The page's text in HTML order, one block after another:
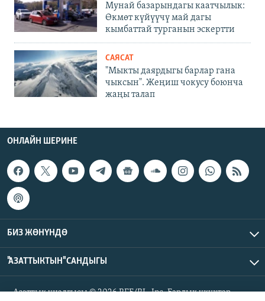
Мунай базарындагы каатчылык:
Өкмөт күйүүчү май дагы
кымбаттай турганын эскертти
САЯСАТ
"Мыкты даярдыгы барлар гана
чыксын". Жеңиш чокусу боюнча
жаңы талап
ОНЛАЙН ШЕРИНЕ
БИЗ ЖӨНҮНДӨ
"АЗАТТЫКТЫН" САНДЫГЫ
Азаттык үналгысы © 2026 RFE/RL, Inc. Бардык укуктар